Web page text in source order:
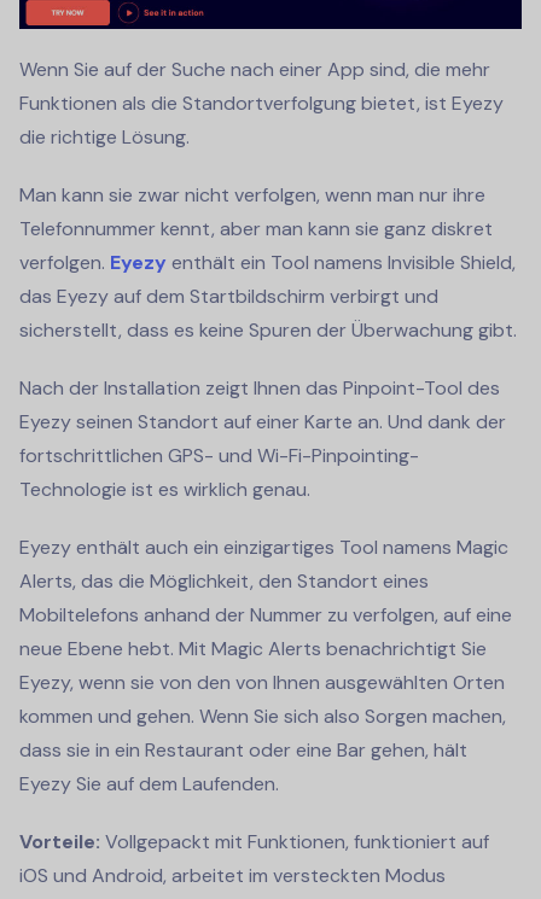
Wenn Sie auf der Suche nach einer App sind, die mehr
Funktionen als die Standortverfolgung bietet, ist Eyezy
die richtige Lösung.
Man kann sie zwar nicht verfolgen, wenn man nur ihre
Telefonnummer kennt, aber man kann sie ganz diskret
verfolgen. Eyezy enthält ein Tool namens Invisible Shield,
das Eyezy auf dem Startbildschirm verbirgt und
sicherstellt, dass es keine Spuren der Überwachung gibt.
Nach der Installation zeigt Ihnen das Pinpoint-Tool des
Eyezy seinen Standort auf einer Karte an. Und dank der
fortschrittlichen GPS- und Wi-Fi-Pinpointing-
Technologie ist es wirklich genau.
Eyezy enthält auch ein einzigartiges Tool namens Magic
Alerts, das die Möglichkeit, den Standort eines
Mobiltelefons anhand der Nummer zu verfolgen, auf eine
neue Ebene hebt. Mit Magic Alerts benachrichtigt Sie
Eyezy, wenn sie von den von Ihnen ausgewählten Orten
kommen und gehen. Wenn Sie sich also Sorgen machen,
dass sie in ein Restaurant oder eine Bar gehen, hält
Eyezy Sie auf dem Laufenden.
Vorteile: Vollgepackt mit Funktionen, funktioniert auf
iOS und Android, arbeitet im versteckten Modus